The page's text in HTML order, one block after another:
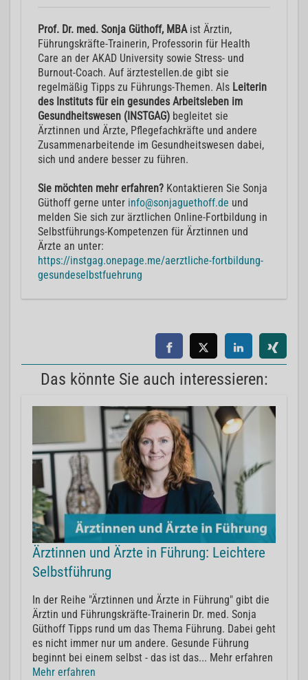
Prof. Dr. med. Sonja Güthoff, MBA ist Ärztin,
Führungskräfte-Trainerin, Professorin für Health
Care an der AKAD University sowie Stress- und
Burnout-Coach. Auf ärztestellen.de gibt sie
regelmäßig Tipps zu Führungs-Themen. Als Leiterin
des Instituts für ein gesundes Arbeitsleben im
Gesundheitswesen (INSTGAG) begleitet sie
Ärztinnen und Ärzte, Pflegefachkräfte und andere
Zusammenarbeitende im Gesundheitswesen dabei,
sich und andere besser zu führen.
Sie möchten mehr erfahren? Kontaktieren Sie Sonja
Güthoff gerne unter info@sonjaguethoff.de und
melden Sie sich zur ärztlichen Online-Fortbildung in
Selbstführungs-Kompetenzen für Ärztinnen und
Ärzte an unter:
https://instgag.onepage.me/aerztliche-fortbildung-
gesundeselbstfuehrung
Das könnte Sie auch interessieren:
Ärztinnen und Ärzte in Führung: Leichtere
Selbstführung
In der Reihe "Ärztinnen und Ärzte in Führung" gibt die
Ärztin und Führungskräfte-Trainerin Dr. med. Sonja
Güthoff Tipps rund um das Thema Führung. Dabei geht
es nicht immer nur um andere. Gesunde Führung
beginnt bei einem selbst - das ist das... Mehr erfahren
Mehr erfahren